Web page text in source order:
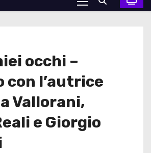
occhi –
con l’autrice
Vallorani,
e Giorgio